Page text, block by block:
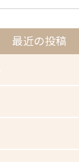
最近の投稿